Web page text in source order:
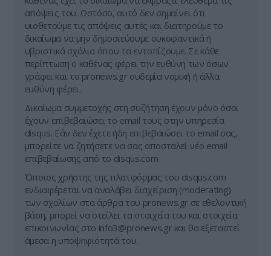
απόψεις του. Ωστόσο, αυτό δεν σημαίνει ότι
υιοθετούμε τις απόψεις αυτές και διατηρούμε το
δικαίωμα να μην δημοσιεύουμε συκοφαντικά ή
υβριστικά σχόλια όπου τα εντοπίζουμε. Σε κάθε
περίπτωση ο καθένας φέρει την ευθύνη των όσων
γράφει και το pronews.gr ουδεμία νομική ή άλλα
ευθύνη φέρει.
Δικαίωμα συμμετοχής στη συζήτηση έχουν μόνο όσοι
έχουν επιβεβαιώσει το email τους στην υπηρεσία
disqus. Εάν δεν έχετε ήδη επιβεβαιώσει το email σας,
μπορείτε να ζητήσετε να σας αποσταλεί νέο email
επιβεβαίωσης από το disqus.com
Όποιος χρήστης της πλατφόρμας του disqus.com
ενδιαφέρεται να αναλάβει διαχείριση (moderating)
των σχολίων στα άρθρα του pronews.gr σε εθελοντική
βάση, μπορεί να στείλει τα στοιχεία του και στοιχεία
επικοινωνίας στο info3@pronews.gr και θα εξεταστεί
άμεσα η υποψηφιότητά του.